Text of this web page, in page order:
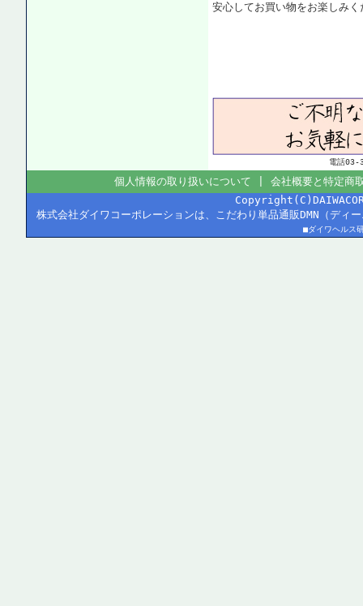
安心してお買い物をお楽しみく
電話03-
個人情報の取り扱いについて
会社概要と特定商
株式会社ダイワコーポレーションは、こだわり単品通販DMN（デ
■ダイワヘルス